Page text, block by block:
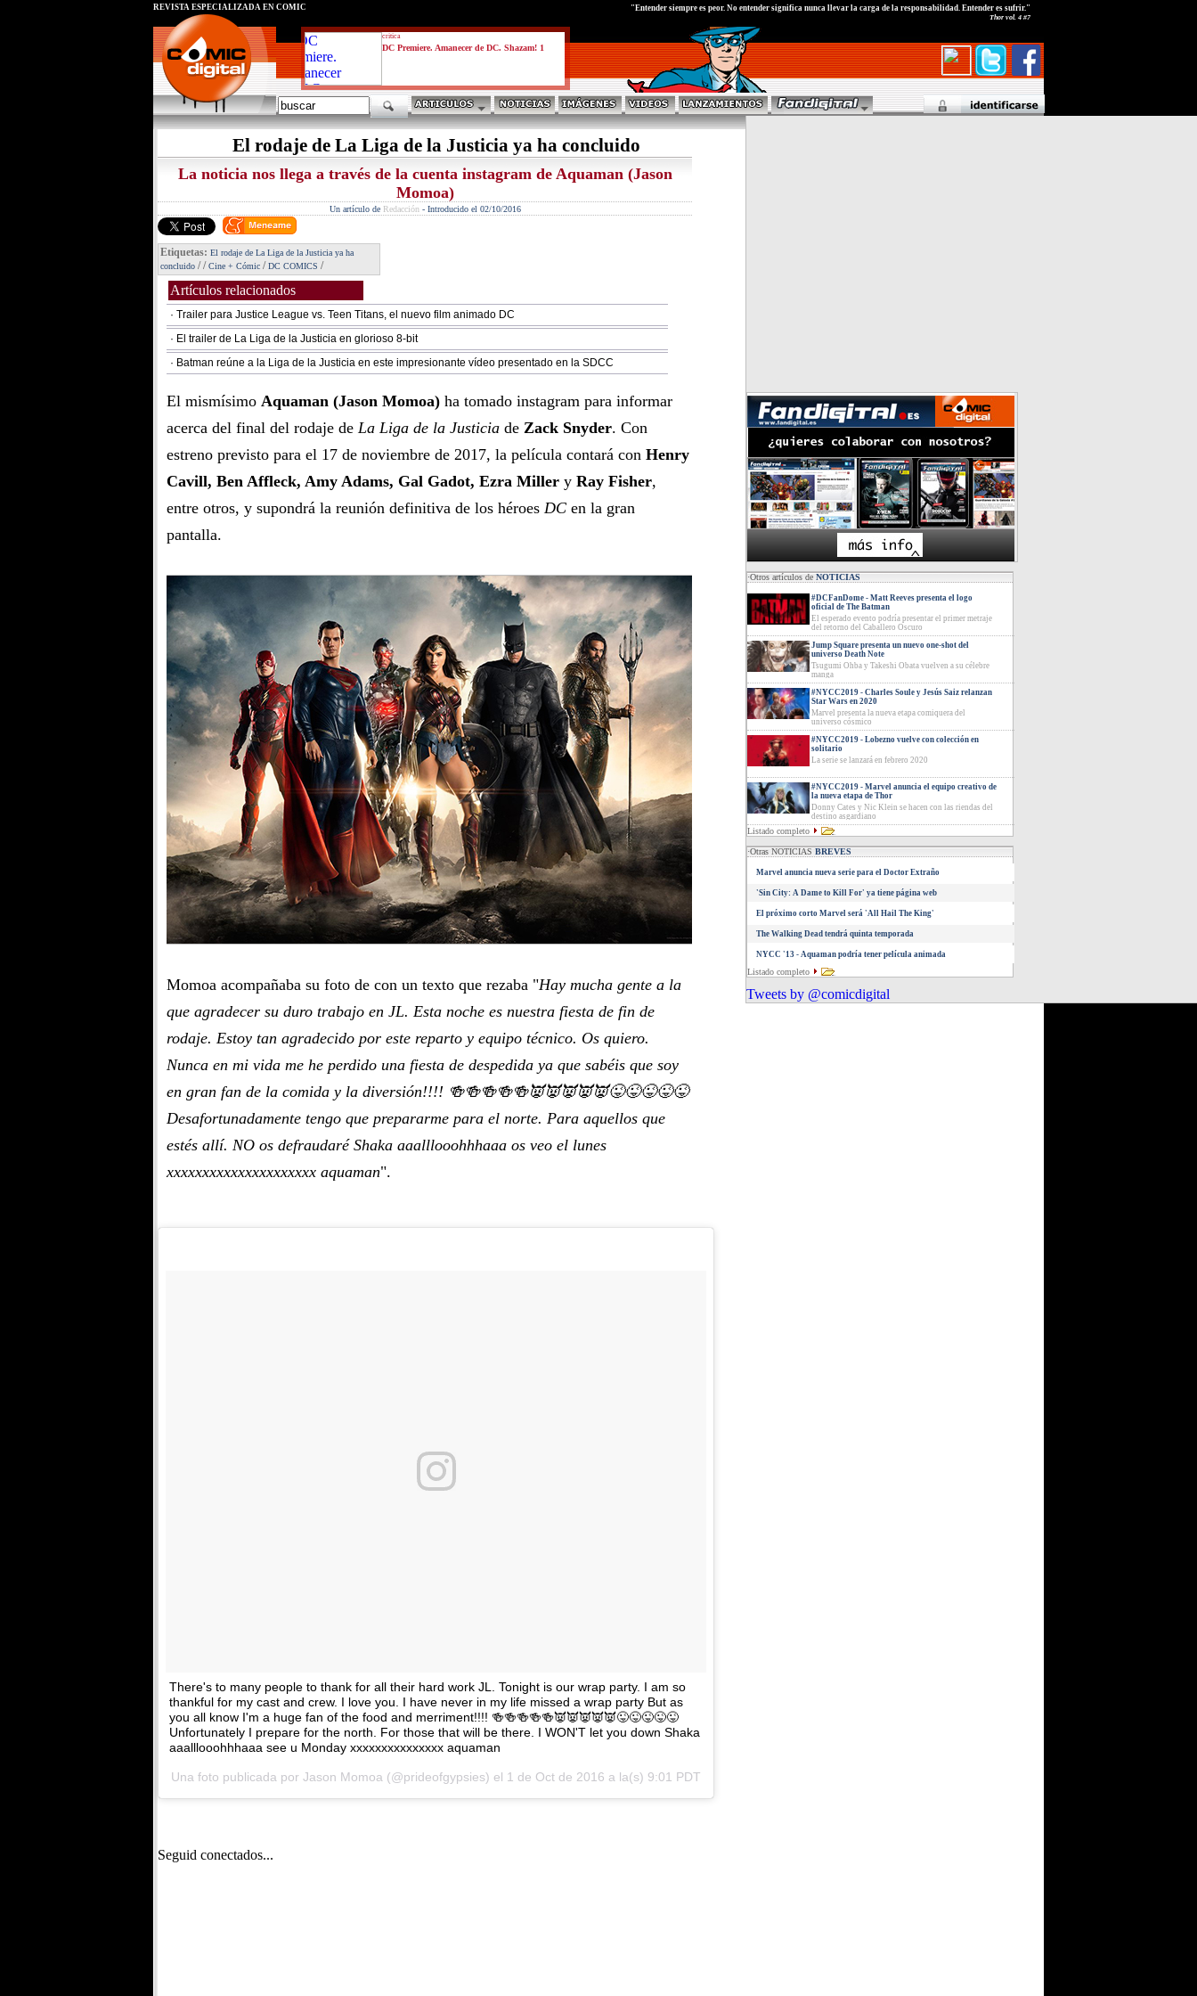
critica
DC Premiere. Amanecer de DC. Shazam! 1
REVISTA ESPECIALIZADA EN CÓMIC "Entender siempre es peor. No entender significa nunca llevar la carga de la responsabilidad. Entender es sufrir."
Thor vol. 4 #7
El rodaje de La Liga de la Justicia ya ha concluido
La noticia nos llega a través de la cuenta instagram de Aquaman (Jason
Momoa)
Un artículo de Redacción - Introducido el 02/10/2016
Etiquetas: El rodaje de La Liga de la Justicia ya ha
concluido //Cine + Cómic /DC COMICS /
Artículos relacionados
· Trailer para Justice League vs. Teen Titans, el nuevo film animado DC
· El trailer de La Liga de la Justicia en glorioso 8-bit
· Batman reúne a la Liga de la Justicia en este impresionante vídeo presentado en la SDCC
El mismísimo Aquaman (Jason Momoa) ha tomado instagram para informar
acerca del final del rodaje de La Liga de la Justicia de Zack Snyder. Con
estreno previsto para el 17 de noviembre de 2017, la película contará con Henry
Cavill, Ben Affleck, Amy Adams, Gal Gadot, Ezra Miller y Ray Fisher,
entre otros, y supondrá la reunión definitiva de los héroes DC en la gran
pantalla.
Momoa acompañaba su foto de con un texto que rezaba "Hay mucha gente a la
que agradecer su duro trabajo en JL. Esta noche es nuestra fiesta de fin de
rodaje. Estoy tan agradecido por este reparto y equipo técnico. Os quiero.
Nunca en mi vida me he perdido una fiesta de despedida ya que sabéis que soy
en gran fan de la comida y la diversión!!!! 🍻🍻🍻🍻🍻👿👿👿👿👿😜😜😜😜😜
Desafortunadamente tengo que prepararme para el norte. Para aquellos que
estés allí. NO os defraudaré Shaka aaalllooohhhaaa os veo el lunes
xxxxxxxxxxxxxxxxxxxxx aquaman".
There's to many people to thank for all their hard work JL. Tonight is our wrap party. I am so
thankful for my cast and crew. I love you. I have never in my life missed a wrap party But as
you all know I'm a huge fan of the food and merriment!!!! 🍻🍻🍻🍻🍻👿👿👿👿👿😜😜😜😜😜
Unfortunately I prepare for the north. For those that will be there. I WON'T let you down Shaka
aaalllooohhhaaa see u Monday xxxxxxxxxxxxxxx aquaman
Una foto publicada por Jason Momoa (@prideofgypsies) el 1 de Oct de 2016 a la(s) 9:01 PDT
Seguid conectados...
·Otros artículos deNOTICIAS
#DCFanDome - Matt Reeves presenta el logo
oficial de The Batman
El esperado evento podría presentar el primer metraje
del retorno del Caballero Oscuro
Jump Square presenta un nuevo one-shot del
universo Death Note
Tsugumi Ohba y Takeshi Obata vuelven a su célebre
manga
#NYCC2019 - Charles Soule y Jesús Saiz relanzan
Star Wars en 2020
Marvel presenta la nueva etapa comiquera del
universo cósmico
#NYCC2019 - Lobezno vuelve con colección en
solitario
La serie se lanzará en febrero 2020
#NYCC2019 - Marvel anuncia el equipo creativo de
la nueva etapa de Thor
Donny Cates y Nic Klein se hacen con las riendas del
destino asgardiano
Listado completo
·Otras NOTICIAS BREVES
Marvel anuncia nueva serie para el Doctor Extraño
'Sin City: A Dame to Kill For' ya tiene página web
El próximo corto Marvel será 'All Hail The King'
The Walking Dead tendrá quinta temporada
NYCC '13 - Aquaman podría tener película animada
Listado completo
Tweets by @comicdigital